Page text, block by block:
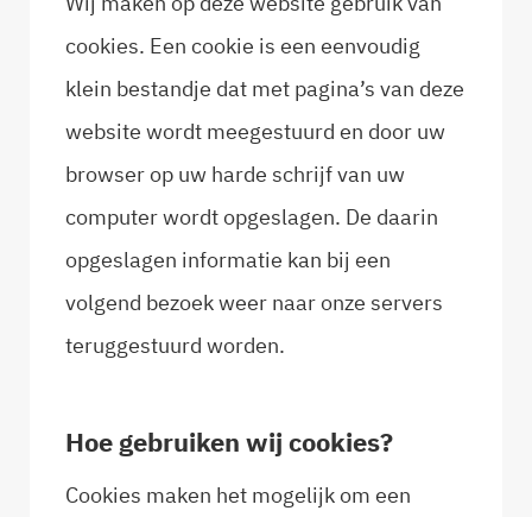
cookies. Een cookie is een eenvoudig
klein bestandje dat met pagina’s van deze
website wordt meegestuurd en door uw
browser op uw harde schrijf van uw
computer wordt opgeslagen. De daarin
opgeslagen informatie kan bij een
volgend bezoek weer naar onze servers
teruggestuurd worden.
Hoe gebruiken wij cookies?
Cookies maken het mogelijk om een